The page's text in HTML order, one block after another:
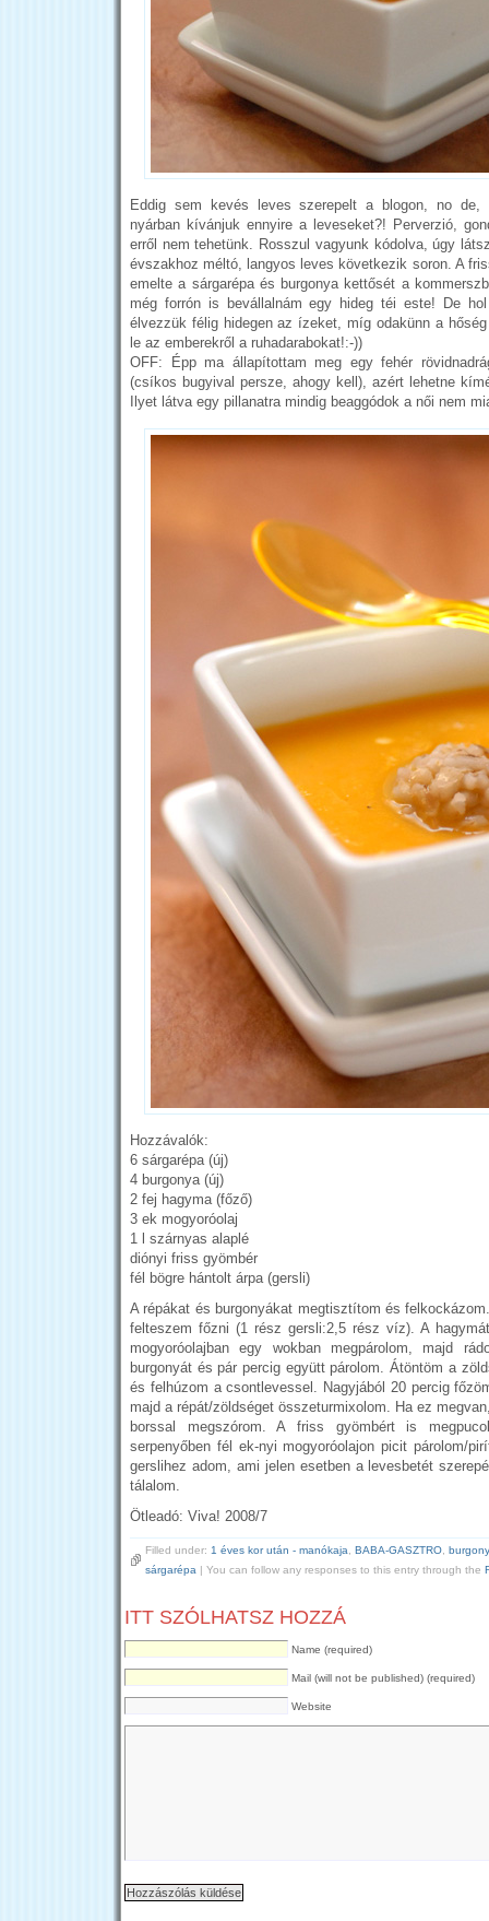
Eddig sem kevés leves szerepelt a blogon, no de,
nyárban kívánjuk ennyire a leveseket?! Perverzió,
erről nem tehetünk. Rosszul vagyunk kódolva, úgy
évszakhoz méltó, langyos leves következik soron. A
emelte a sárgarépa és burgonya kettősét a
még forrón is bevállalnám egy hideg téi este! De
élvezzük félig hidegen az ízeket, míg odakünn a
le az emberekről a ruhadarabokat!:-))
OFF: Épp ma állapítottam meg egy fehér
(csíkos bugyival persze, ahogy kell), azért lehetne
Ilyet látva egy pillanatra mindig beaggódok a női nem
Hozzávalók:
6 sárgarépa (új)
4 burgonya (új)
2 fej hagyma (főző)
3 ek mogyoróolaj
1 l szárnyas alaplé
diónyi friss gyömbér
fél bögre hántolt árpa (gersli)
A répákat és burgonyákat megtisztítom és
felteszem főzni (1 rész gersli:2,5 rész víz). A
mogyoróolajban egy wokban megpárolom, majd
burgonyát és pár percig együtt párolom. Átöntöm a
és felhúzom a csontlevessel. Nagyjából 20 percig
majd a répát/zöldséget összeturmixolom. Ha ez
borssal megszórom. A friss gyömbért is
serpenyőben fél ek-nyi mogyoróolajon picit párolom/
gerslihez adom, ami jelen esetben a levesbetét
tálalom.
Ötleadó: Viva! 2008/7
Filled under: 1 éves kor után - manókaja BABA-GASZTRO
sárgarépa | You can follow any responses to this entry through the
ITT SZÓLHATSZ HOZZÁ
Name (required)
Mail (will not be published) (required)
Website